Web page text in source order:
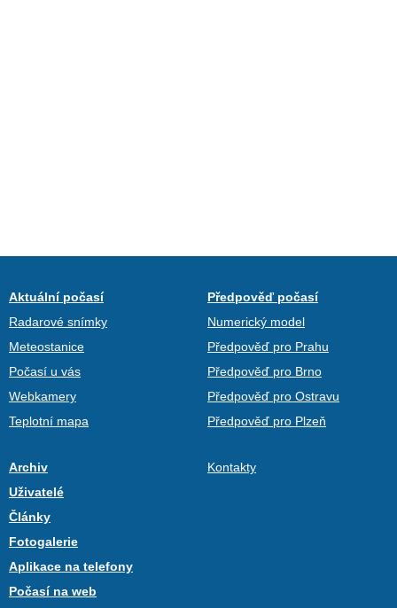
Aktuální počasí
Radarové snímky
Meteostanice
Počasí u vás
Webkamery
Teplotní mapa
Předpověď počasí
Numerický model
Předpověď pro Prahu
Předpověď pro Brno
Předpověď pro Ostravu
Předpověď pro Plzeň
Archiv
Uživatelé
Články
Fotogalerie
Aplikace na telefony
Počasí na web
Kontakty